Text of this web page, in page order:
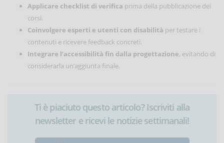
Applicare checklist di verifica prima della pubblicazione dei
corsi.
Coinvolgere esperti e utenti con disabilità per testare i
contenuti e ricevere feedback concreti.
Integrare l’accessibilità fin dalla progettazione, evitando di
considerarla un’aggiunta finale.
Ti è piaciuto questo articolo? Iscriviti alla
newsletter e ricevi le notizie settimanali!